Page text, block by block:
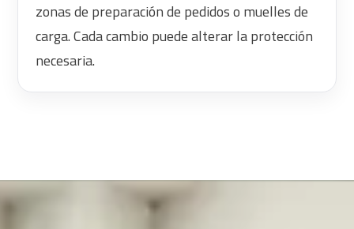
zonas de preparación de pedidos o muelles de
carga. Cada cambio puede alterar la protección
necesaria.